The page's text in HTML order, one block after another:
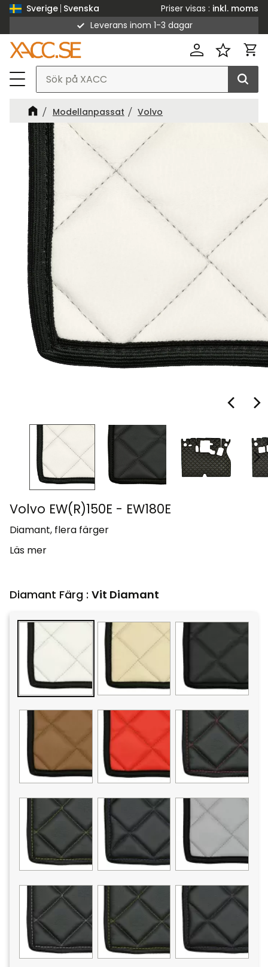
Sverige Svenska Priser visas
inkl. moms
Leverans inom 1-3 dagar
Modellanpassat Volvo
Volvo EW(R)150E - EW180E
Diamant, flera färger
Läs mer
Diamant Färg : Vit Diamant